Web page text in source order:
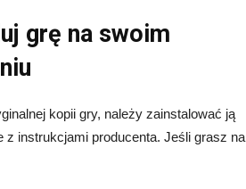
grę na swoim
kopii gry, należy zainstalować ją
z instrukcjami producenta. Jeśli grasz na